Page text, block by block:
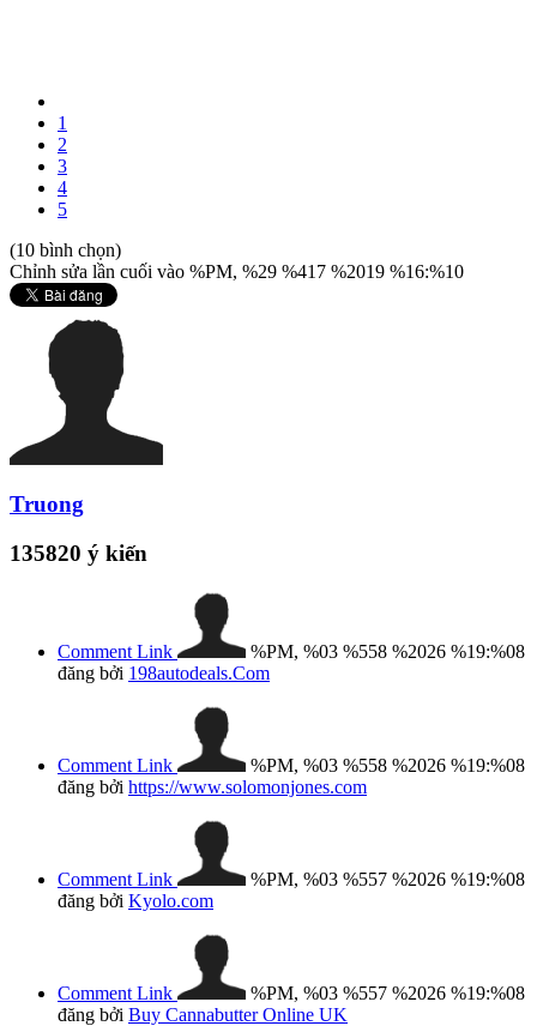
1
2
3
4
5
(10 bình chọn)
Chỉnh sửa lần cuối vào %PM, %29 %417 %2019 %16:%10
Truong
135820 ý kiến
Comment Link
%PM, %03 %558 %2026 %19:%08
đăng bởi 198autodeals.Com
Comment Link
%PM, %03 %558 %2026 %19:%08
đăng bởi https://www.solomonjones.com
Comment Link
%PM, %03 %557 %2026 %19:%08
đăng bởi Kyolo.com
Comment Link
%PM, %03 %557 %2026 %19:%08
đăng bởi Buy Cannabutter Online UK